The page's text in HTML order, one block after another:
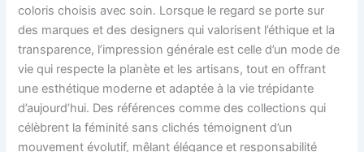
coloris choisis avec soin. Lorsque le regard se porte sur
des marques et des designers qui valorisent l’éthique et la
transparence, l’impression générale est celle d’un mode de
vie qui respecte la planète et les artisans, tout en offrant
une esthétique moderne et adaptée à la vie trépidante
d’aujourd’hui. Des références comme des collections qui
célèbrent la féminité sans clichés témoignent d’un
mouvement évolutif, mêlant élégance et responsabilité